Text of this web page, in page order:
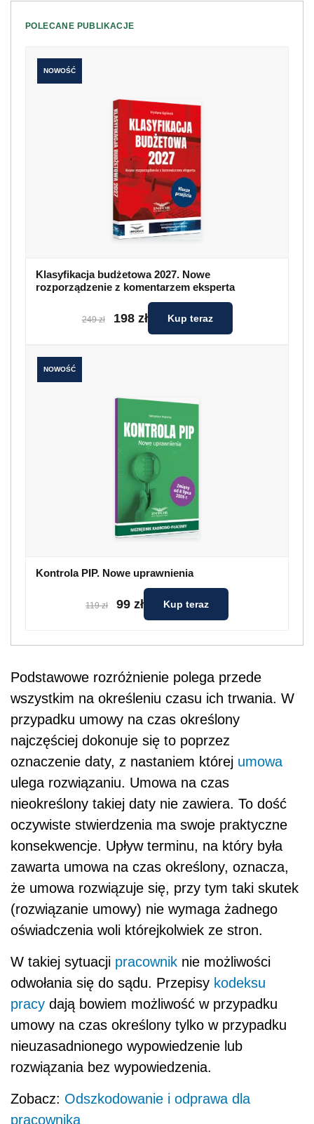
POLECANE PUBLIKACJE
NOWOŚĆ
Klasyfikacja budżetowa 2027. Nowe
rozporządzenie z komentarzem eksperta
249 zł 198 zł Kup teraz
NOWOŚĆ
Kontrola PIP. Nowe uprawnienia
119 zł 99 zł Kup teraz
Podstawowe rozróżnienie polega przede
wszystkim na określeniu czasu ich trwania. W
przypadku umowy na czas określony
najczęściej dokonuje się to poprzez
oznaczenie daty, z nastaniem której umowa
ulega rozwiązaniu. Umowa na czas
nieokreślony takiej daty nie zawiera. To dość
oczywiste stwierdzenia ma swoje praktyczne
konsekwencje. Upływ terminu, na który była
zawarta umowa na czas określony, oznacza,
że umowa rozwiązuje się, przy tym taki skutek
(rozwiązanie umowy) nie wymaga żadnego
oświadczenia woli którejkolwiek ze stron.
W takiej sytuacji pracownik nie możliwości
odwołania się do sądu. Przepisy kodeksu
pracy dają bowiem możliwość w przypadku
umowy na czas określony tylko w przypadku
nieuzasadnionego wypowiedzenie lub
rozwiązania bez wypowiedzenia.
Zobacz: Odszkodowanie i odprawa dla
pracownika